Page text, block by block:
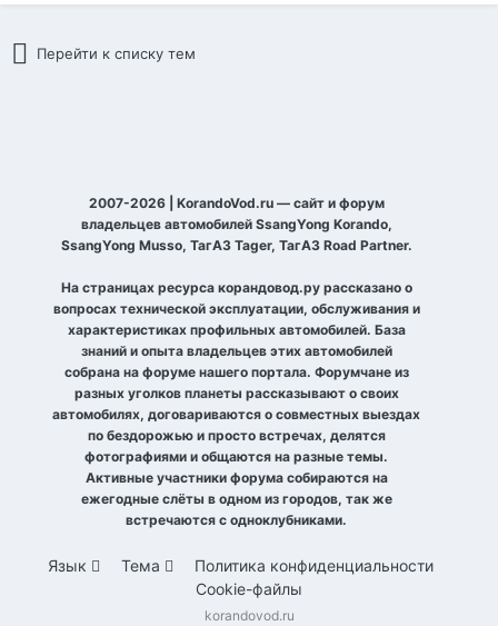
Перейти к списку тем
2007-2026 | KorandoVod.ru — сайт и форум
владельцев автомобилей SsangYong Korando,
SsangYong Musso, ТагАЗ Tager, ТагАЗ Road Partner.
На страницах ресурса корандовод.ру рассказано о
вопросах технической эксплуатации, обслуживания и
характеристиках профильных автомобилей. База
знаний и опыта владельцев этих автомобилей
собрана на форуме нашего портала. Форумчане из
разных уголков планеты рассказывают о своих
автомобилях, договариваются о совместных выездах
по бездорожью и просто встречах, делятся
фотографиями и общаются на разные темы.
Активные участники форума собираются на
ежегодные слёты в одном из городов, так же
встречаются с одноклубниками.
Язык Тема
Политика конфиденциальности
Cookie-файлы
korandovod.ru